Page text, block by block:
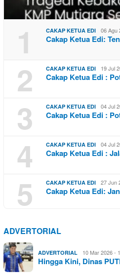
1 CAKAP KETUA EDI 06 Agu
Cakap Ketua Edi:
2 CAKAP KETUA EDI 19 Jul
Cakap Ketua Edi :
3 CAKAP KETUA EDI 04 Jul
Cakap Ketua Edi :
4 CAKAP KETUA EDI 04 Jul
Cakap Ketua Edi :
5 CAKAP KETUA EDI 27 Jun
Cakap Ketua Edi:
ADVERTORIAL
ADVERTORIAL 10 Mar 2026 -
Hingga Kini, Dinas